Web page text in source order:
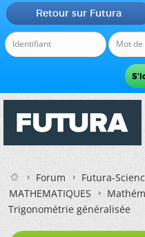
Retour sur Futura
Forum
Futura-
MATHEMATIQUES
Trigonométrie généralisée